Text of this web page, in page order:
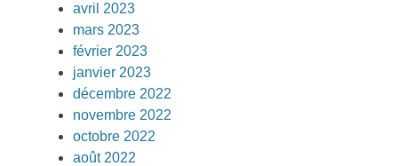
avril 2023
mars 2023
février 2023
janvier 2023
décembre 2022
novembre 2022
octobre 2022
août 2022